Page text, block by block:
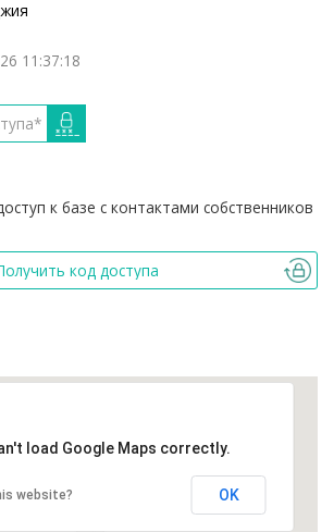
11:37:18
к базе с контактами собственников
код доступа
load Google Maps correctly.
website? OK